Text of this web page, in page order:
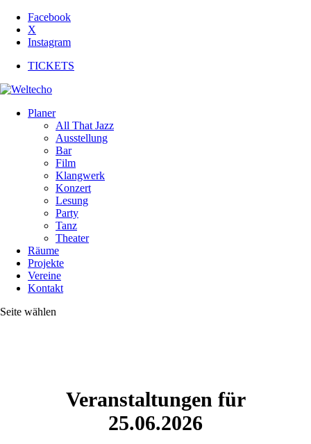
Facebook
X
Instagram
TICKETS
Planer
All That Jazz
Ausstellung
Bar
Film
Klangwerk
Konzert
Lesung
Party
Tanz
Theater
Räume
Projekte
Vereine
Kontakt
Seite wählen
Veranstaltungen für
25.06.2026